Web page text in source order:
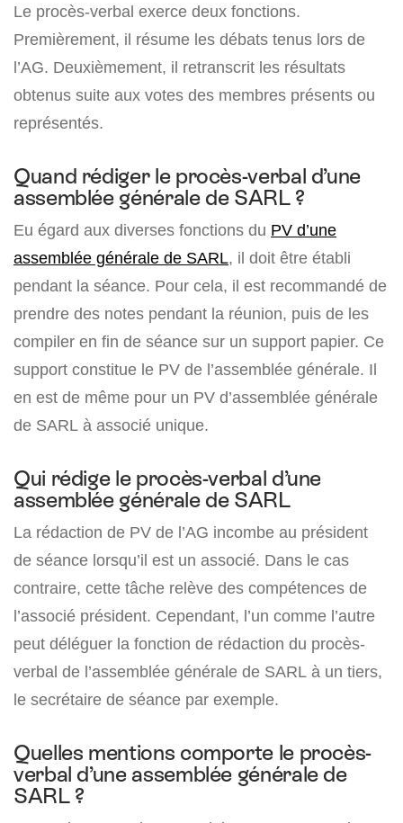
Le procès-verbal exerce deux fonctions.
Premièrement, il résume les débats tenus lors de
l’AG. Deuxièmement, il retranscrit les résultats
obtenus suite aux votes des membres présents ou
représentés.
Quand rédiger le procès-verbal d’une
assemblée générale de SARL ?
Eu égard aux diverses fonctions du PV d’une
assemblée générale de SARL, il doit être établi
pendant la séance. Pour cela, il est recommandé de
prendre des notes pendant la réunion, puis de les
compiler en fin de séance sur un support papier. Ce
support constitue le PV de l’assemblée générale. Il
en est de même pour un PV d’assemblée générale
de SARL à associé unique.
Qui rédige le procès-verbal d’une
assemblée générale de SARL
La rédaction de PV de l’AG incombe au président
de séance lorsqu’il est un associé. Dans le cas
contraire, cette tâche relève des compétences de
l’associé président. Cependant, l’un comme l’autre
peut déléguer la fonction de rédaction du procès-
verbal de l’assemblée générale de SARL à un tiers,
le secrétaire de séance par exemple.
Quelles mentions comporte le procès-
verbal d’une assemblée générale de
SARL ?